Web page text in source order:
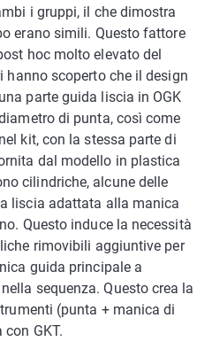
i gruppi, il che dimostra
erano simili. Questo fattore
hoc molto elevato del
hanno scoperto che il design
parte guida liscia in OGK
di punta, così come
kit, con la stessa parte di
dal modello in plastica
cilindriche, alcune delle
liscia adattata alla manica
Questo induce la necessità
rimovibili aggiuntive per
guida principale a
sequenza. Questo crea la
(punta + manica di
GKT.